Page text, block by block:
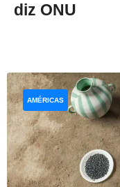
diz ONU
AMÉRICAS